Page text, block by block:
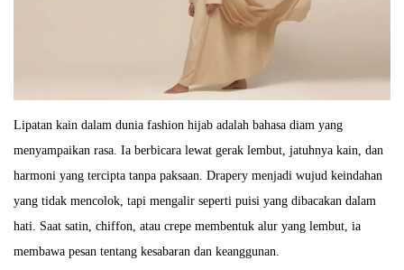
0
2
5
Lipatan kain dalam dunia fashion hijab adalah bahasa diam yang
menyampaikan rasa. Ia berbicara lewat gerak lembut, jatuhnya kain, dan
harmoni yang tercipta tanpa paksaan. Drapery menjadi wujud keindahan
yang tidak mencolok, tapi mengalir seperti puisi yang dibacakan dalam
hati. Saat satin, chiffon, atau crepe membentuk alur yang lembut, ia
membawa pesan tentang kesabaran dan keanggunan.